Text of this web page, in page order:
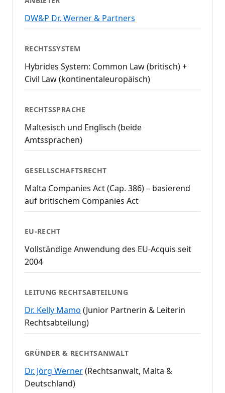
DW&P Dr. Werner & Partners
RECHTSSYSTEM
Hybrides System: Common Law (britisch) +
Civil Law (kontinentaleuropäisch)
RECHTSSPRACHE
Maltesisch und Englisch (beide
Amtssprachen)
GESELLSCHAFTSRECHT
Malta Companies Act (Cap. 386) – basierend
auf britischem Companies Act
EU-RECHT
Vollständige Anwendung des EU-Acquis seit
2004
LEITUNG RECHTSABTEILUNG
Dr. Kelly Mamo (Junior Partnerin & Leiterin
Rechtsabteilung)
GRÜNDER & RECHTSANWALT
Dr. Jörg Werner(Rechtsanwalt, Malta &
Deutschland)